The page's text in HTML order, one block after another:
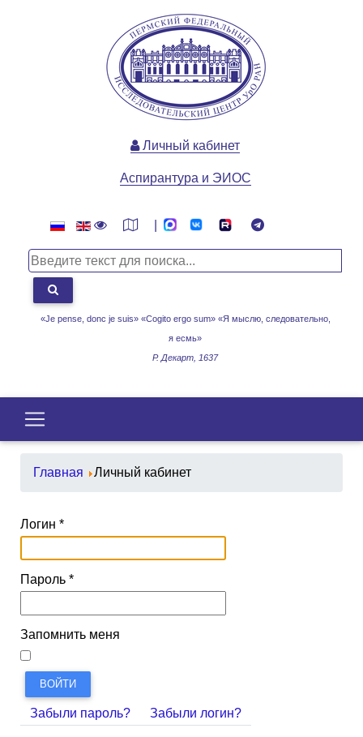
«Je pense, donc je suis» «Cogito ergo sum» «Я мыслю, следовательно,
я есмь»
Р. Декарт, 1637
Личный кабинет
Аспирантура и ЭИОС
Главная Личный кабинет
Логин *
Пароль *
Запомнить меня
ВОЙТИ
Забыли пароль? Забыли логин?